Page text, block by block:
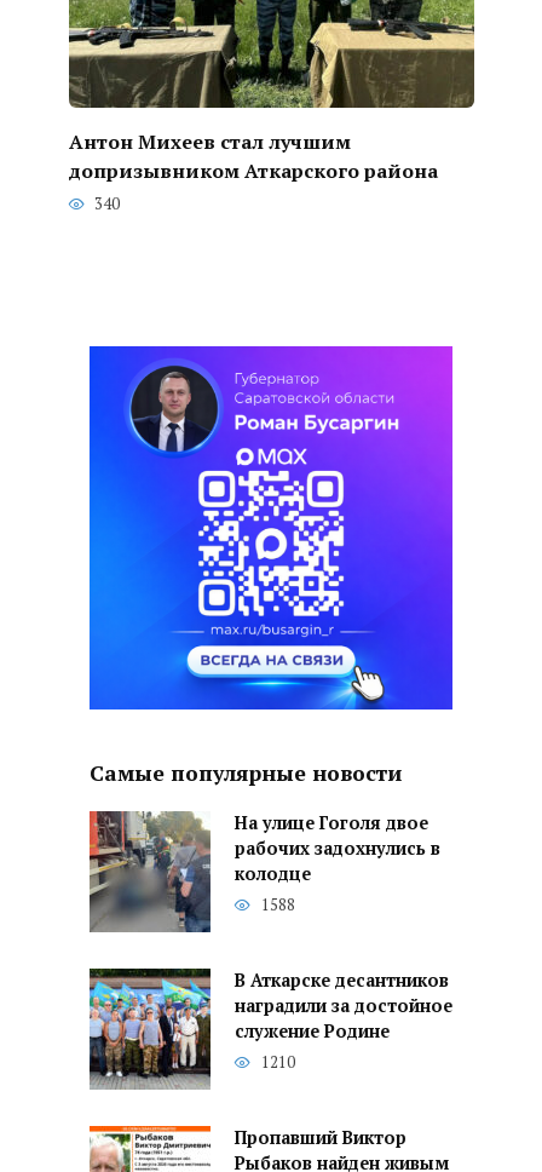
Антон Михеев стал лучшим
допризывником Аткарского района
340
Самые популярные новости
На улице Гоголя двое
рабочих задохнулись в
колодце
1588
В Аткарске десантников
наградили за достойное
служение Родине
1210
Пропавший Виктор
Рыбаков найден живым